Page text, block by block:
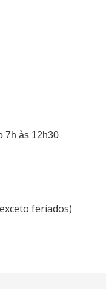
7h às 12h30
feriados)